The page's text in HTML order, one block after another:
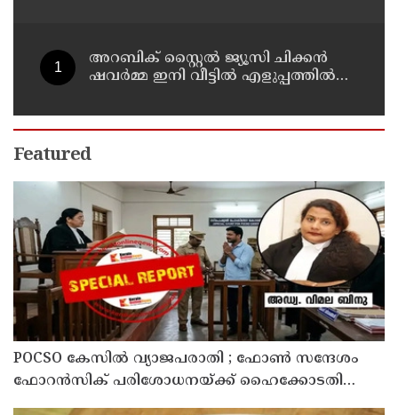
അറബിക് സ്റ്റൈൽ ജ്യൂസി ചിക്കൻ
ഷവർമ്മ ഇനി വീട്ടിൽ എളുപ്പത്തിൽ
Featured
POCSO കേസിൽ വ്യാജപരാതി ; ഫോൺ സന്ദേശം
ഫോറൻസിക് പരിശോധനയ്ക്ക് ഹൈക്കോടതി